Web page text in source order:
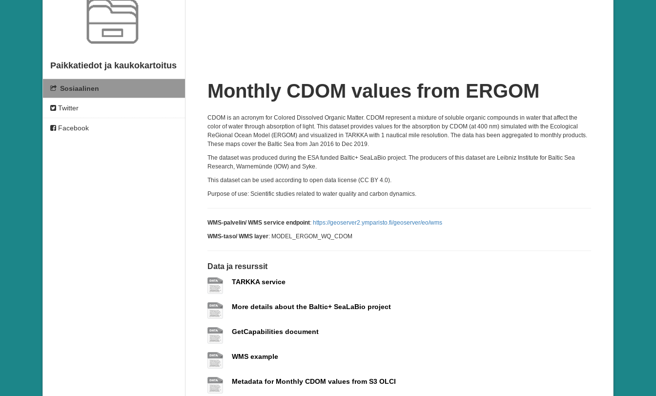
Paikkatiedot ja kaukokartoitus
Sosiaalinen
Twitter
Facebook
Monthly CDOM values from ERGOM
CDOM is an acronym for Colored Dissolved Organic Matter. CDOM represent a mixture of soluble organic compounds in water that affect the
color of water through absorption of light. This dataset provides values for the absorption by CDOM (at 400 nm) simulated with the Ecological
ReGional Ocean Model (ERGOM) and visualized in TARKKA with 1 nautical mile resolution. The data has been aggregated to monthly products.
These maps cover the Baltic Sea from Jan 2016 to Dec 2019.
The dataset was produced during the ESA funded Baltic+ SeaLaBio project. The producers of this dataset are Leibniz Institute for Baltic Sea
Research, Warnemünde (IOW) and Syke.
This dataset can be used according to open data license (CC BY 4.0).
Purpose of use: Scientific studies related to water quality and carbon dynamics.
WMS-palvelin/ WMS service endpoint: https://geoserver2.ymparisto.fi/geoserver/eo/wms
WMS-taso/ WMS layer: MODEL_ERGOM_WQ_CDOM
Data ja resurssit
TARKKA service
More details about the Baltic+ SeaLaBio project
GetCapabilities document
WMS example
Metadata for Monthly CDOM values from S3 OLCI